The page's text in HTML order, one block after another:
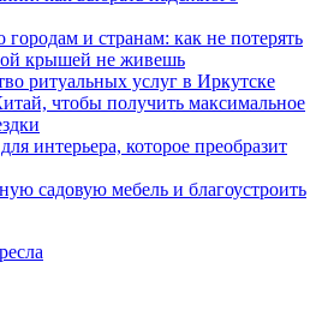
городам и странам: как не потерять
крышей не живешь
ритуальных услуг в Иркутске
чтобы получить максимальное
интерьера, которое преобразит
садовую мебель и благоустроить